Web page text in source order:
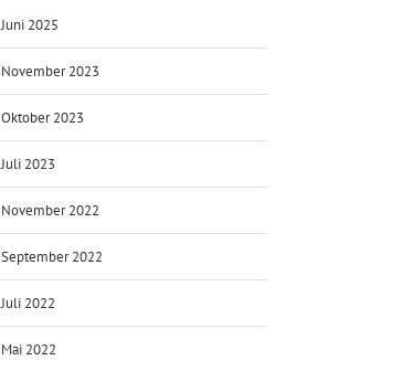
Juni 2025
November 2023
Oktober 2023
Juli 2023
November 2022
September 2022
Juli 2022
Mai 2022